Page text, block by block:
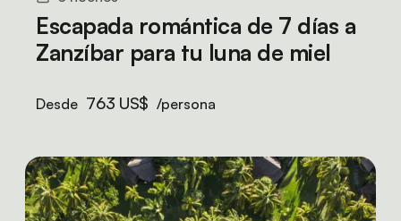
Escapada romántica de 7 días a
Zanzíbar para tu luna de miel
Desde 763 US$ /persona